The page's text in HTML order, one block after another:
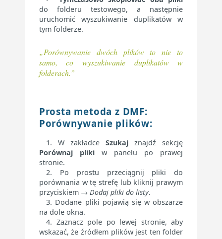
do folderu testowego, a następnie
uruchomić wyszukiwanie duplikatów w
tym folderze.
„Porównywanie dwóch plików to nie to
samo, co wyszukiwanie duplikatów w
folderach.”
Prosta metoda z DMF:
Porównywanie plików:
W zakładceSzukaj znajdź sekcję
Porównaj plikiw panelu po prawej
stronie.
Po prostu przeciągnij pliki do
porównania w tę strefę lub kliknij prawym
przyciskiem → Dodaj pliki do listy.
Dodane pliki pojawią się w obszarze
na dole okna.
Zaznacz pole po lewej stronie, aby
wskazać, że źródłem plików jest ten folder